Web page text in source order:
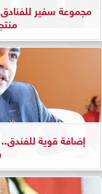
مجموعة سفير
إضافة قوية